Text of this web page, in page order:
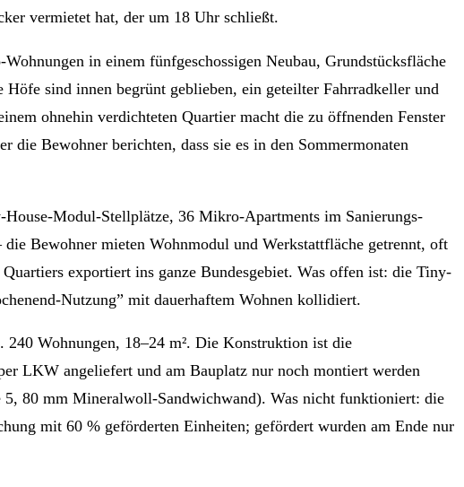
vermietet hat, der um 18 Uhr schließt.
in einem fünfgeschossigen Neubau, Grundstücksfläche
sind innen begrünt geblieben, ein geteilter Fahrradkeller und
ohnehin verdichteten Quartier macht die zu öffnenden Fenster
Bewohner berichten, dass sie es in den Sommermonaten
Modul-Stellplätze, 36 Mikro-Apartments im Sanierungs-
Bewohner mieten Wohnmodul und Werkstattfläche getrennt, oft
exportiert ins ganze Bundesgebiet. Was offen ist: die Tiny-
Nutzung” mit dauerhaftem Wohnen kollidiert.
Wohnungen, 18–24 m². Die Konstruktion ist die
LKW angeliefert und am Bauplatz nur noch montiert werden
5, 80 mm Mineralwoll-Sandwichwand). Was nicht funktioniert: die
mit 60 % geförderten Einheiten; gefördert wurden am Ende nur